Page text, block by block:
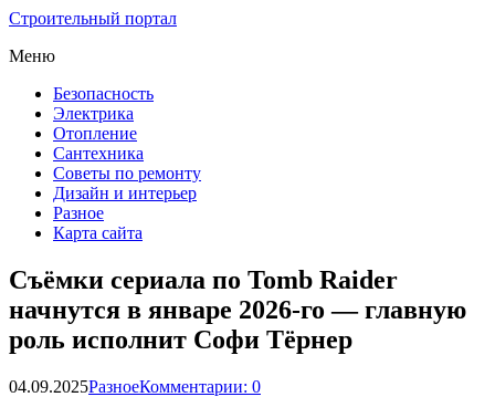
Строительный портал
Меню
Безопасность
Электрика
Отопление
Сантехника
Советы по ремонту
Дизайн и интерьер
Разное
Карта сайта
Съёмки сериала по Tomb Raider
начнутся в январе 2026-го — главную
роль исполнит Софи Тёрнер
04.09.2025РазноеКомментарии: 0